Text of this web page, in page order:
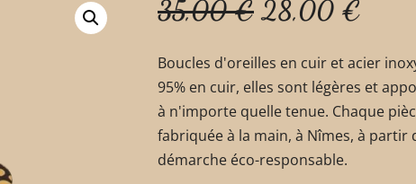
35,00€ 28,00 €
Boucles d'oreilles en cuir et acier
95% en cuir, elles sont légères et
à n'importe quelle tenue. Chaque
fabriquée à la main, à Nîmes, à partir
démarche éco-responsable.